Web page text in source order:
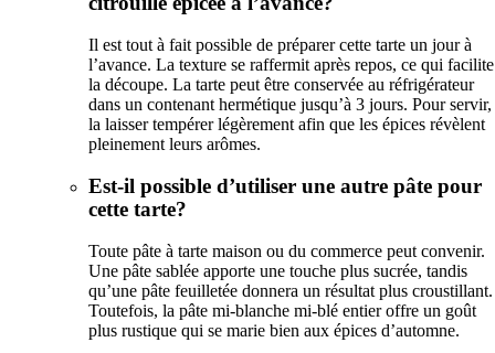
Il est tout à fait possible de préparer cette tarte un jour à
l’avance. La texture se raffermit après repos, ce qui facilite
la découpe. La tarte peut être conservée au réfrigérateur
dans un contenant hermétique jusqu’à 3 jours. Pour servir,
la laisser tempérer légèrement afin que les épices révèlent
pleinement leurs arômes.
Est-il possible d’utiliser une autre pâte pour
cette tarte?
Toute pâte à tarte maison ou du commerce peut convenir.
Une pâte sablée apporte une touche plus sucrée, tandis
qu’une pâte feuilletée donnera un résultat plus croustillant.
Toutefois, la pâte mi-blanche mi-blé entier offre un goût
plus rustique qui se marie bien aux épices d’automne.